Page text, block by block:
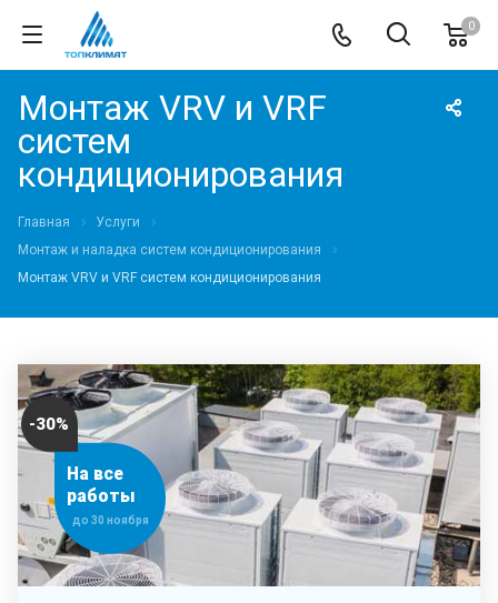
0
Монтаж VRV и VRF
систем
кондиционирования
Главная
Услуги
Монтаж и наладка систем кондиционирования
Монтаж VRV и VRF систем кондиционирования
-30%
На все
работы
до 30 ноября